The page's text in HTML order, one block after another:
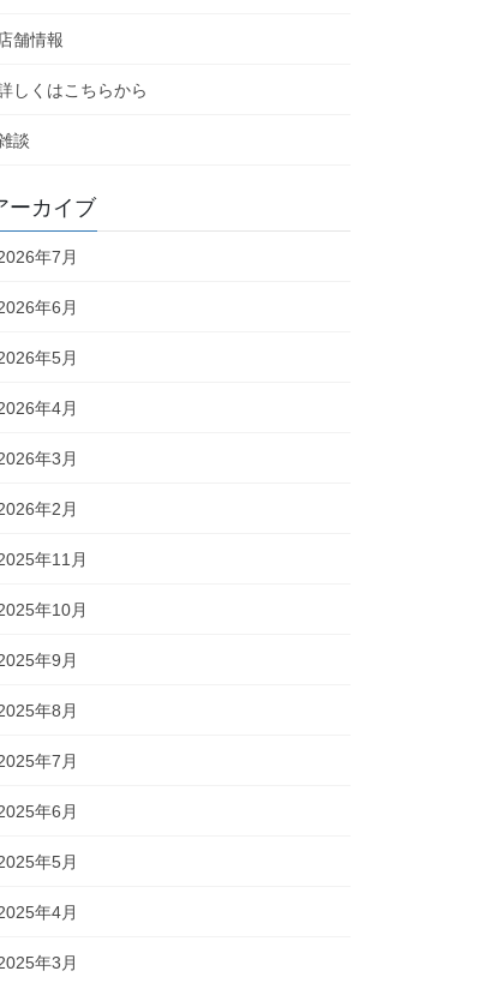
店舗情報
しくはこちらから
談
ーカイブ
年7月
年6月
年5月
年4月
年3月
年2月
年11月
年10月
年9月
年8月
年7月
年6月
年5月
年4月
年3月